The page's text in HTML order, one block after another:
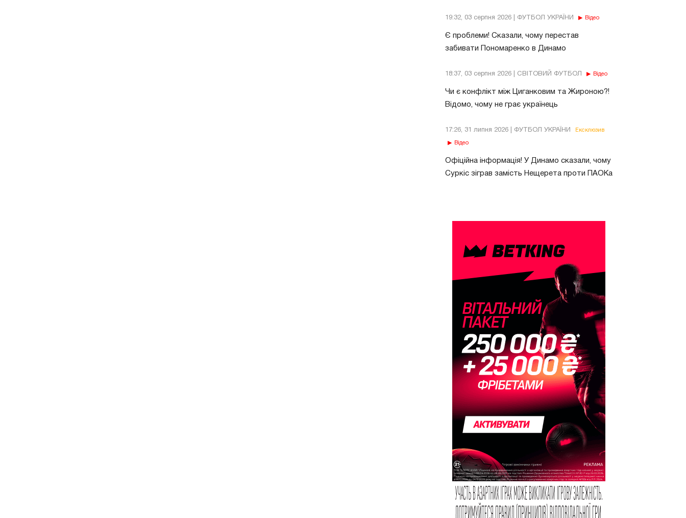
19:32, 03 серпня 2026 | ФУТБОЛ УКРАЇНИ Відео
Є проблеми! Сказали, чому перестав
забивати Пономаренко в Динамо
18:37, 03 серпня 2026 | СВІТОВИЙ ФУТБОЛ Відео
Чи є конфлікт між Циганковим та Жироною?!
Відомо, чому не грає українець
17:26, 31 липня 2026 | ФУТБОЛ УКРАЇНИ Ексклюзив
Відео
Офіційна інформація! У Динамо сказали, чому
Суркіс зіграв замість Нещерета проти ПАОКа